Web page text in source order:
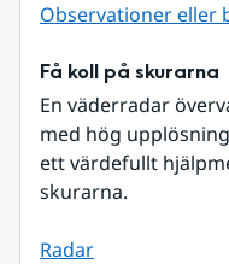
Observationer eller
Få koll på skurarna
En väderradar
med hög
ett värdefullt
skurarna.
Radar